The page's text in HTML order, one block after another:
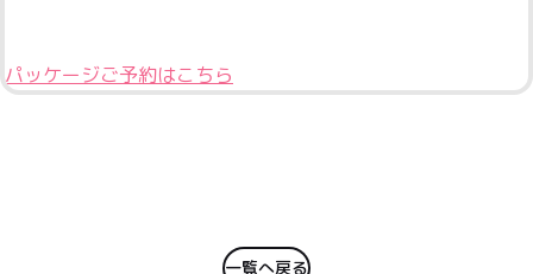
パッケージご予約はこちら
一覧へ戻る